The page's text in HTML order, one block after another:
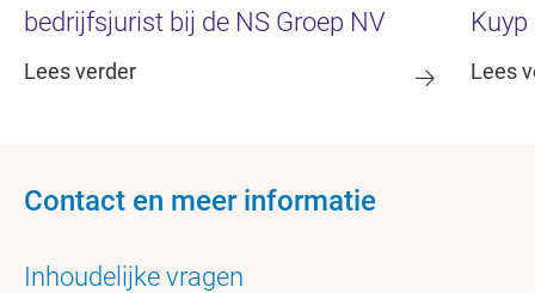
bedrijfsjurist bij de NS Groep NV
Lees verder Lees
Contact en meer informatie
Inhoudelijke vragen